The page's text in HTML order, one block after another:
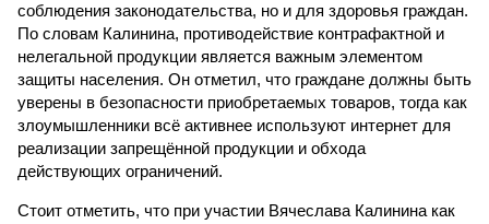
соблюдения законодательства, но и для здоровья граждан.
По словам Калинина, противодействие контрафактной и
нелегальной продукции является важным элементом
защиты населения. Он отметил, что граждане должны быть
уверены в безопасности приобретаемых товаров, тогда как
злоумышленники всё активнее используют интернет для
реализации запрещённой продукции и обхода
действующих ограничений.
Стоит отметить, что при участии Вячеслава Калинина как